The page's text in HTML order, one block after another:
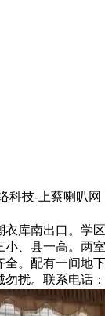
科技-上蔡喇叭网
库南出口。学
、县一高。两
全。配有一间地
扰。联系电话：